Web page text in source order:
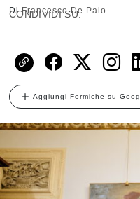
DiFrancesco De Palo
CONDIVIDI SU:
Aggiungi Formiche su